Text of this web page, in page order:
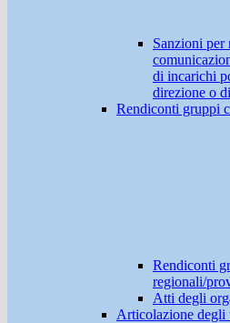
Sanzioni per
di incarichi
direzione o
Rendiconti gruppi
Rendiconti
regionali/
Atti degli
Articolazione degli